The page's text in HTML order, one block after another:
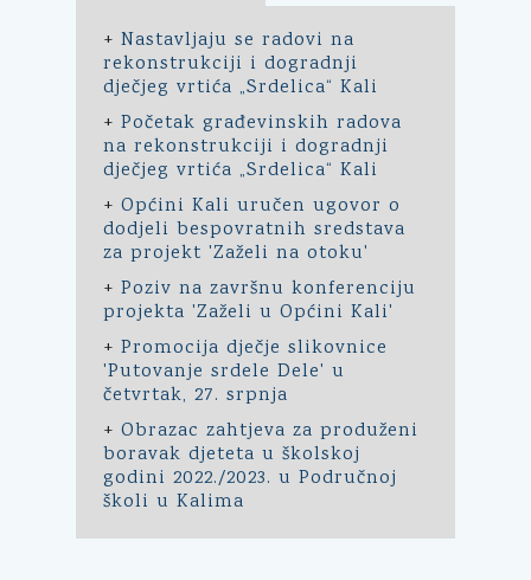
+ Nastavljaju se radovi na
rekonstrukciji i dogradnji
dječjeg vrtića „Srdelica“ Kali
+ Početak građevinskih radova
na rekonstrukciji i dogradnji
dječjeg vrtića „Srdelica“ Kali
+ Općini Kali uručen ugovor o
dodjeli bespovratnih sredstava
za projekt 'Zaželi na otoku'
+ Poziv na završnu konferenciju
projekta 'Zaželi u Općini Kali'
+ Promocija dječje slikovnice
'Putovanje srdele Dele' u
četvrtak, 27. srpnja
+ Obrazac zahtjeva za produženi
boravak djeteta u školskoj
godini 2022./2023. u Područnoj
školi u Kalima